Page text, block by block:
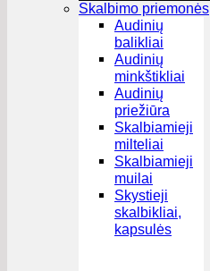
Skalbimo priemonės
Audinių
balikliai
Audinių
minkštikliai
Audinių
priežiūra
Skalbiamieji
milteliai
Skalbiamieji
muilai
Skystieji
skalbikliai,
kapsulės